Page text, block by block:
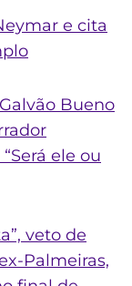
e cita
Bueno
ele ou
veto de
Palmeiras,